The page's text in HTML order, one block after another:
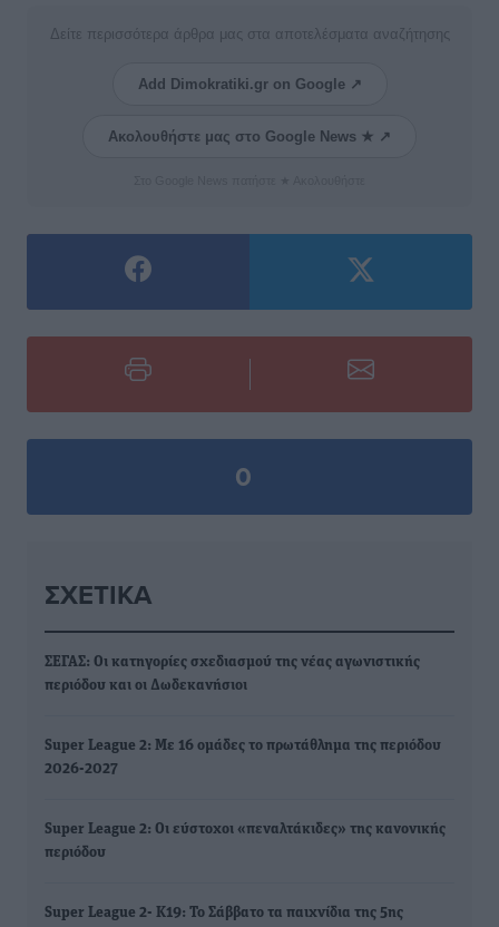
Δείτε περισσότερα άρθρα μας στα αποτελέσματα αναζήτησης
Add Dimokratiki.gr on Google ↗
Ακολουθήστε μας στο Google News ★ ↗
0
ΣΧΕΤΙΚΆ
ΣΕΓΑΣ: Οι κατηγορίες σχεδιασμού της νέας αγωνιστικής
περιόδου και οι Δωδεκανήσιοι
Super League 2: Με 16 ομάδες το πρωτάθλημα της περιόδου
2026-2027
Super League 2: Οι εύστοχοι «πεναλτάκιδες» της κανονικής
περιόδου
Super League 2- Κ19: Το Σάββατο τα παιχνίδια της 5ης